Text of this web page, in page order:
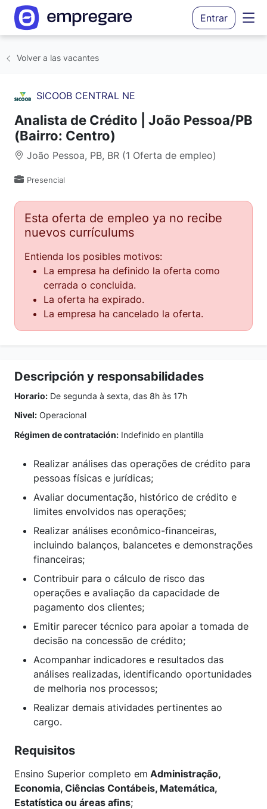
Entrar
Volver a las vacantes
SICOOB CENTRAL NE
Analista de Crédito | João Pessoa/PB
(Bairro: Centro)
João Pessoa, PB, BR (1 Oferta de empleo)
Presencial
Esta oferta de empleo ya no recibe
nuevos currículums
Entienda los posibles motivos:
La empresa ha definido la oferta como
cerrada o concluida.
La oferta ha expirado.
La empresa ha cancelado la oferta.
Descripción y responsabilidades
Horario: De segunda à sexta, das 8h às 17h
Nivel: Operacional
Régimen de contratación: Indefinido en plantilla
Realizar análises das operações de crédito para
pessoas físicas e jurídicas;
Avaliar documentação, histórico de crédito e
limites envolvidos nas operações;
Realizar análises econômico-financeiras,
incluindo balanços, balancetes e demonstrações
financeiras;
Contribuir para o cálculo de risco das
operações e avaliação da capacidade de
pagamento dos clientes;
Emitir parecer técnico para apoiar a tomada de
decisão na concessão de crédito;
Acompanhar indicadores e resultados das
análises realizadas, identificando oportunidades
de melhoria nos processos;
Realizar demais atividades pertinentes ao
cargo.
Requisitos
Ensino Superior completo em Administração,
Economia, Ciências Contábeis, Matemática,
Estatística ou áreas afins;